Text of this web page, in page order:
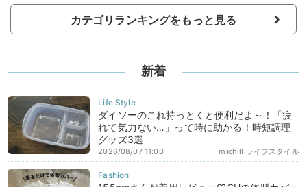
カテゴリランキングをもっと見る
新着
ダイソーのこれ持っとくと便利だよ～！「疲
れて気力ない…」って時に助かる！時短調理
グッズ3選
michill ライフスタイル
2026/08/07 11:00